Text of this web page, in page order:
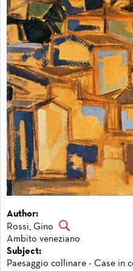
Author:
Rossi, Gino
Ambito veneziano
Subject:
Paesaggio collinare - Case in